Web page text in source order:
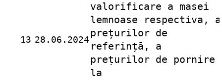
13 28.06.2024
valorificare a masei
lemnoase respectiva, a
prețurilor de
referință, a
prețurilor de pornire
la